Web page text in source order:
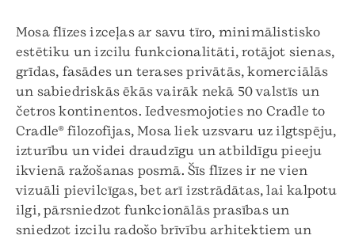
Mosa flīzes izceļas ar savu tīro, minimālistisko
estētiku un izcilu funkcionalitāti, rotājot sienas,
grīdas, fasādes un terases privātās, komerciālās
un sabiedriskās ēkās vairāk nekā 50 valstīs un
četros kontinentos. Iedvesmojoties no Cradle to
Cradle® filozofijas, Mosa liek uzsvaru uz ilgtspēju,
izturību un videi draudzīgu un atbildīgu pieeju
ikvienā ražošanas posmā. Šīs flīzes ir ne vien
vizuāli pievilcīgas, bet arī izstrādātas, lai kalpotu
ilgi, pārsniedzot funkcionālās prasības un
sniedzot izcilu radošo brīvību arhitektiem un